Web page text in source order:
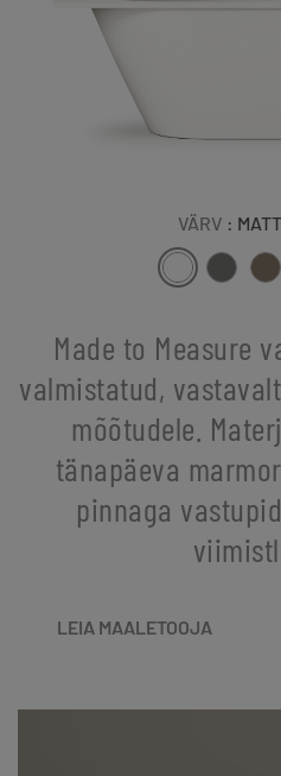
VÄRV :
Made to Measure
valmistatud,
mõõtudele.
tänapäeva
pinnaga
LEIA MAALETOOJA